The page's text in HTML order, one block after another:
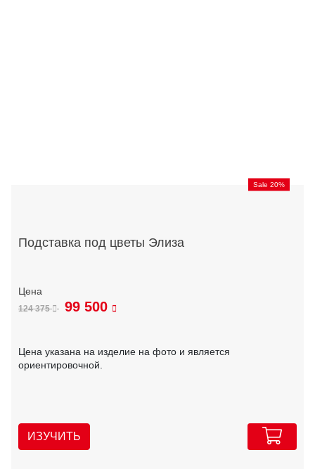
Sale 20%
Подставка под цветы Элиза
124 375 99 500
Цена указана на изделие на фото и является
ориентировочной.
ИЗУЧИТЬ